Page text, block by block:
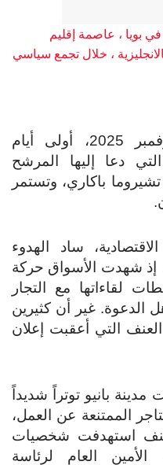
بويا ، عاصمة إقليم
، خلال تجمع سياسي
انطلقت يوم الاثنين، 3 نوفمبر 2025، أولى أيام
دعا إليها المرشح
باكاري، وتستمر
ساد الهدوء
إذ شهدت الأسواق حركة
لقاءاتها مع التجار
الدعوة. غير أن كثيرين
التي أعقبت إعلان
بانيو توتراً شديداً
الممتنعة عن العمل،
عنف استهدفت شخصيات
العام لرئاسة